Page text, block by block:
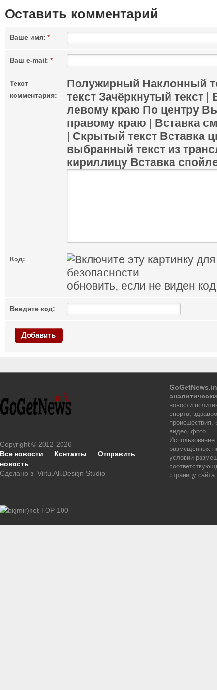
Оставить комментарий
Ваше имя: *
Ваш e-mail: *
Текст
комментария:
Полужирный Наклонный
текст Зачёркнутый текст |
левому краю По центру
правому краю | Вставка
| Скрытый текст Вставка
выбранный текст из
кириллицу Вставка
Код:
обновить, если не виден код
Введите код:
Добавить
Copyright © 2012-2026
Все новости
Контакты
Отправить
новость
Сделано в Virtu.All.Design Studio
новости
спорта,
происшествия,
видео, фото.
размещённых
условии
страницу сайта.